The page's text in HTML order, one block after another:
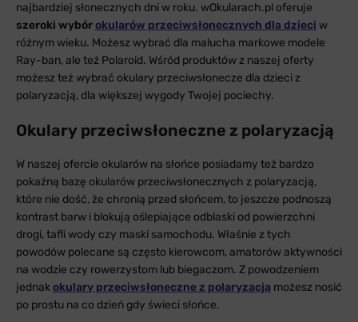
najbardziej słonecznych dni w roku. wOkularach.pl oferuje
szeroki wybórokularów przeciwsłonecznych dla dzieci w
różnym wieku. Możesz wybrać dla malucha markowe modele
Ray-ban, ale też Polaroid. Wśród produktów z naszej oferty
możesz też wybrać okulary przeciwsłonecze dla dzieci z
polaryzacją, dla większej wygody Twojej pociechy.
Okulary przeciwsłoneczne z polaryzacją
W naszej ofercie okularów na słońce posiadamy też bardzo
pokaźną bazę okularów przeciwsłonecznych z polaryzacją,
które nie dość, że chronią przed słońcem, to jeszcze podnoszą
kontrast barw i blokują oślepiające odblaski od powierzchni
drogi, tafli wody czy maski samochodu. Właśnie z tych
powodów polecane są często kierowcom, amatorów aktywności
na wodzie czy rowerzystom lub biegaczom. Z powodzeniem
jednakokulary przeciwsłoneczne z polaryzacją możesz nosić
po prostu na co dzień gdy świeci słońce.